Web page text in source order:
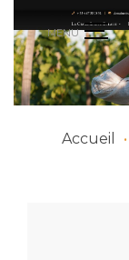
Accueil •